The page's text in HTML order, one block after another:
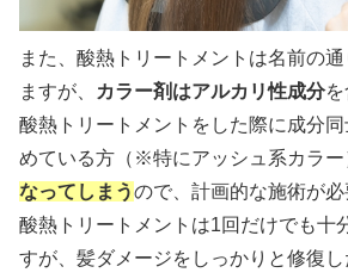
また、酸熱トリートメントは名前の
ますが、
カラー剤はアルカリ性成分を
酸熱トリートメントをした際に成分
めている方（※特にアッシュ系カラー
なってしまうので、計画的な施術が必
酸熱トリートメントは1回だけでも十
すが、髪ダメージをしっかりと修復し